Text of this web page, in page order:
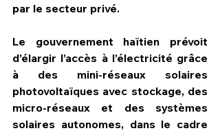
par le secteur privé.
Le gouvernement haïtien prévoit
d’élargir l’accès à l’électricité grâce
à des mini-réseaux solaires
photovoltaïques avec stockage, des
micro-réseaux et des systèmes
solaires autonomes, dans le cadre